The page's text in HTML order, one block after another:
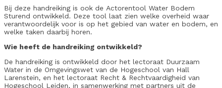
Bij deze handreiking is ook de Actorentool Water Bodem
Sturend ontwikkeld. Deze tool laat zien welke overheid waar
verantwoordelijk voor is op het gebied van water en bodem, en
welke taken daarbij horen.
Wie heeft de handreiking ontwikkeld?
De handreiking is ontwikkeld door het lectoraat Duurzaam
Water in de Omgevingswet van de Hogeschool van Hall
Larenstein, en het lectoraat Recht & Rechtvaardigheid van
Hogeschool Leiden, in samenwerking met partners uit de